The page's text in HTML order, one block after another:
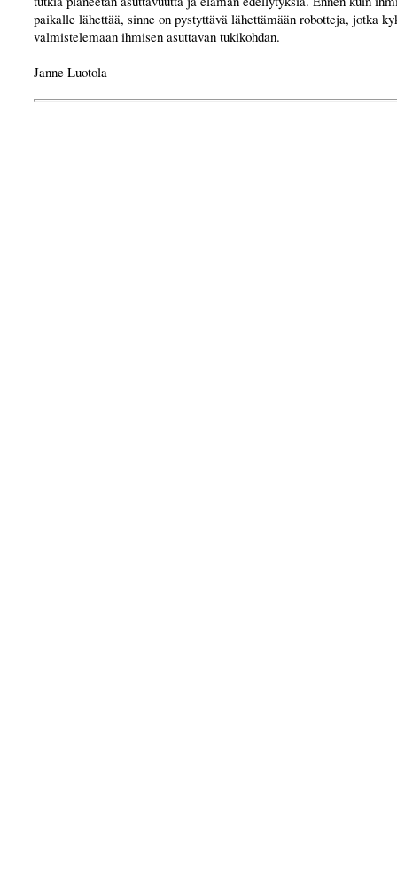
paikalle lähettää, sinne on pystyttävä lähettämään robotteja, jotka
valmistelemaan ihmisen asuttavan tukikohdan.
Janne Luotola